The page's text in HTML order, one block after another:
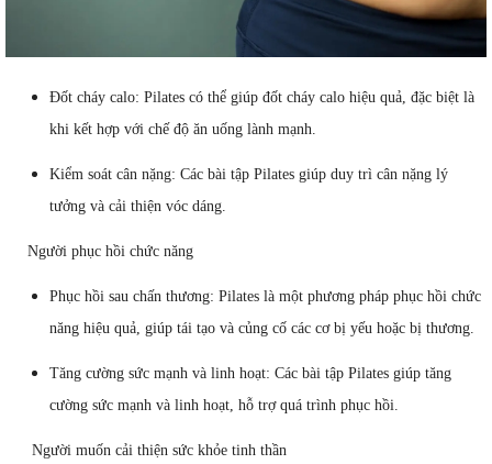
Đốt cháy calo: Pilates có thể giúp đốt cháy calo hiệu quả, đặc biệt là
khi kết hợp với chế độ ăn uống lành mạnh.
Kiểm soát cân nặng: Các bài tập Pilates giúp duy trì cân nặng lý
tưởng và cải thiện vóc dáng.
Người phục hồi chức năng
Phục hồi sau chấn thương: Pilates là một phương pháp phục hồi chức
năng hiệu quả, giúp tái tạo và củng cố các cơ bị yếu hoặc bị thương.
Tăng cường sức mạnh và linh hoạt: Các bài tập Pilates giúp tăng
cường sức mạnh và linh hoạt, hỗ trợ quá trình phục hồi.
Người muốn cải thiện sức khỏe tinh thần